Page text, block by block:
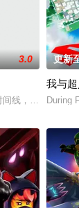
套房子，却没
3.0
间线，从过去，
更新
我与
During